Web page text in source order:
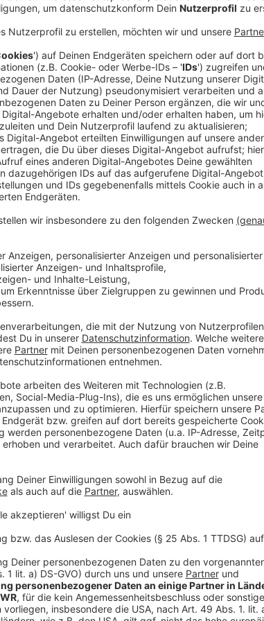
An verschiedenen Gewässern trainieren
Beispielsweise geht es darum Menschen aus vom
und wichtige Einrichtungen wie Altgenheime oder
Dabei gibt es Übungsbeobachter, die sich genau
zusammenarbeiten. Die große Übung geht bis
Anzeige